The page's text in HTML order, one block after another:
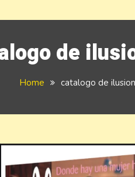
de
Home catalogo de